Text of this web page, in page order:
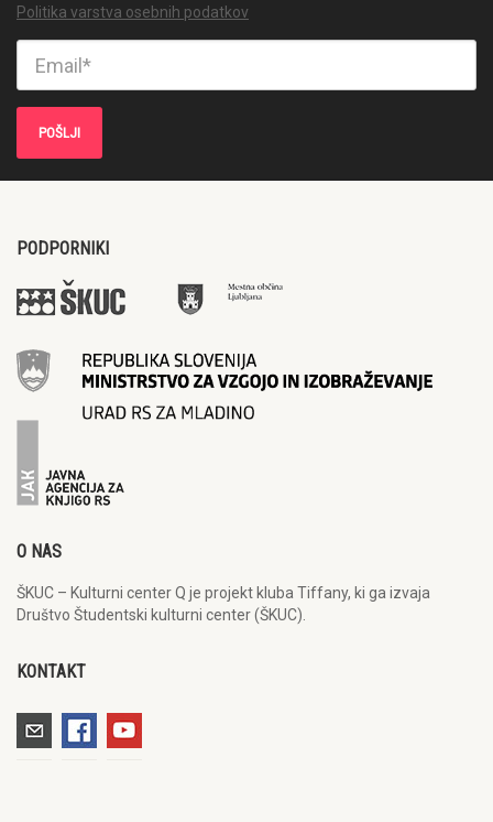
Politika varstva osebnih podatkov
PODPORNIKI
O NAS
ŠKUC – Kulturni center Q je projekt kluba Tiffany, ki ga izvaja
Društvo Študentski kulturni center (ŠKUC).
KONTAKT